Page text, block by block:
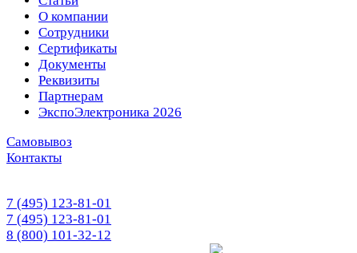
О компании
Сотрудники
Сертификаты
Документы
Реквизиты
Партнерам
ЭкспоЭлектроника 2026
Самовывоз
Контакты
7 (495) 123-81-01
7 (495) 123-81-01
8 (800) 101-32-12